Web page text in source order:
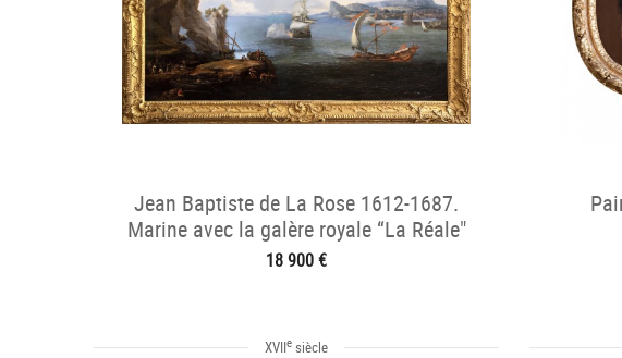
Jean Baptiste de La Rose 1612-1687.
Marine avec la galère royale “La Réale"
18 900 €
XVIIe siècle